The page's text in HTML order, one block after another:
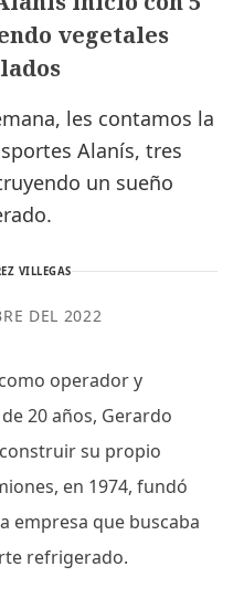
vegetales
les contamos la
Alanís, tres
un sueño
VILLEGAS
DEL 2022
operador y
20 años, Gerardo
su propio
en 1974, fundó
empresa que buscaba
refrigerado.